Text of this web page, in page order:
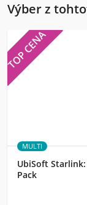
Výber z
TOP CENA
MULTI
UbiSoft
Pack